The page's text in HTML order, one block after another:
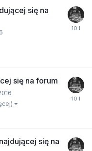
się na
się na forum
się na